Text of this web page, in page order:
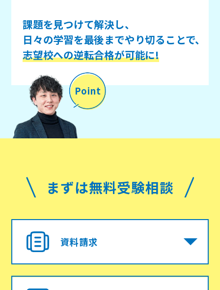
Point
課題を見つけて解決し、
日々の学習を最後までやり切ることで、
志望校への逆転合格が可能に!
まずは無料受験相談
資料請求